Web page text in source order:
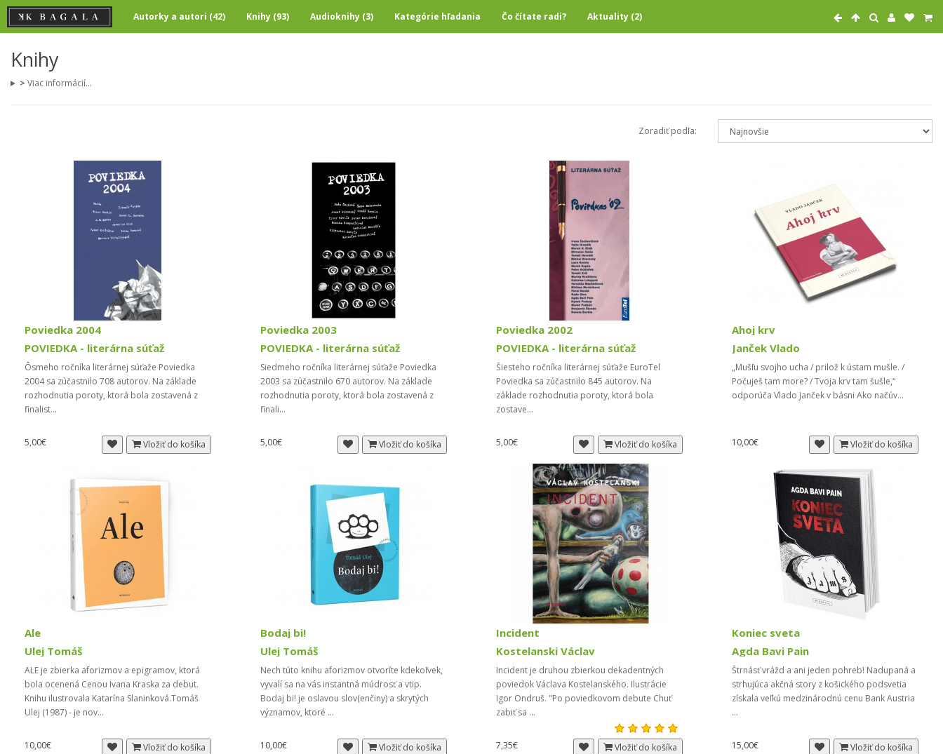
Autorky a autori (42) Knihy (93) Audioknihy (3) Kategórie hľadania Čo čítate radi? Aktuality (2)
Knihy
> Viac informácií...
Zoradiť podľa:
Poviedka 2004
POVIEDKA - literárna súťaž
Ôsmeho ročníka literárnej súťaže Poviedka
2004 sa zúčastnilo 708 autorov. Na základe
rozhodnutia poroty, ktorá bola zostavená z
finalist...
5,00€ Vložiť do košíka
Poviedka 2003
POVIEDKA - literárna súťaž
Siedmeho ročníka literárnej súťaže Poviedka
2003 sa zúčastnilo 670 autorov. Na základe
rozhodnutia poroty, ktorá bola zostavená z
finali...
5,00€ Vložiť do košíka
Poviedka 2002
POVIEDKA - literárna súťaž
Šiesteho ročníka literárnej súťaže EuroTel
Poviedka sa zúčastnilo 845 autorov. Na
základe rozhodnutia poroty, ktorá bola
zostave...
5,00€ Vložiť do košíka
Ahoj krv
Janček Vlado
„Mušľu svojho ucha / prilož k ústam mušle. /
Počuješ tam more? / Tvoja krv tam šušle,“
odporúča Vlado Janček v básni Ako načúv...
10,00€ Vložiť do košíka
Ale
Ulej Tomáš
ALE je zbierka aforizmov a epigramov, ktorá
bola ocenená Cenou Ivana Kraska za debut.
Knihu ilustrovala Katarína Slaninková.Tomáš
Ulej (1987) - je nov...
10,00€ Vložiť do košíka
Bodaj bi!
Ulej Tomáš
Nech túto knihu aforizmov otvoríte kdekoľvek,
vyvalí sa na vás instantná múdrosť a vtip.
Bodaj bi! je oslavou slov(enčiny) a skrytých
významov, ktoré ...
10,00€ Vložiť do košíka
Incident
Kostelanski Václav
​Incident je druhou zbierkou dekadentných
poviedok Václava Kostelanského. Ilustrácie
Igor Ondruš. "Po poviedkovom debute Chuť
zabiť sa ...
7,35€ Vložiť do košíka
Koniec sveta
Agda Bavi Pain
Štrnásť vrážd a ani jeden pohreb! Nadupaná a
strhujúca akčná story z košického podsvetia
získala veľkú medzinárodnú cenu Bank Austria
...
15,00€ Vložiť do košíka